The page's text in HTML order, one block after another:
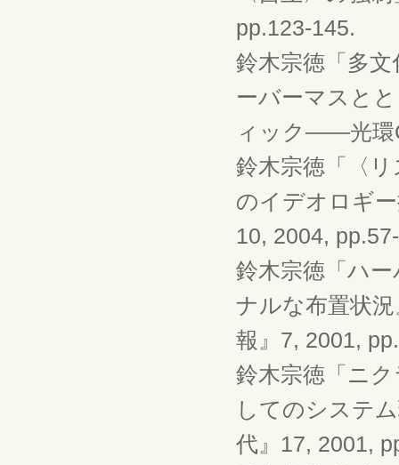
pp.123-145.
鈴木宗徳「多
ーバーマスと
ィック――光環
鈴木宗徳「〈
のイデオロギ
10, 2004,
鈴木宗徳「ハ
ナルな布置状
報』7, 2001,
鈴木宗徳「ニ
してのシステ
代』17, 2001,